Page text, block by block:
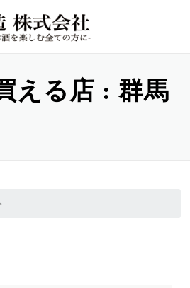
える店 : 群馬